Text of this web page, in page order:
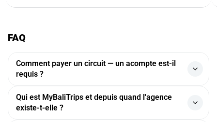
FAQ
Comment payer un circuit — un acompte est-il
requis ?
Les paiements sont traités via un grand agrégateur de
paiement indonésien — les fonds sont crédités
Qui est MyBaliTrips et depuis quand l'agence
existe-t-elle ?